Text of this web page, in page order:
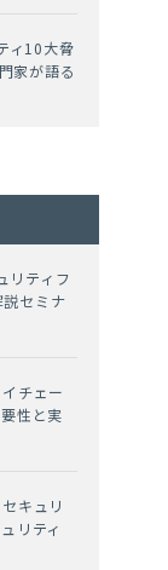
ィ10大脅
家が語る
リティフ
セミナ
チェー
性と実
キュリ
リティ